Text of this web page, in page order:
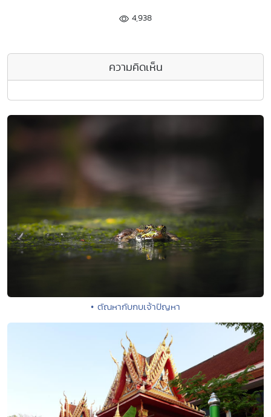
4,938
ความคิดเห็น
• ตัณหากับกบเจ้าปัญหา